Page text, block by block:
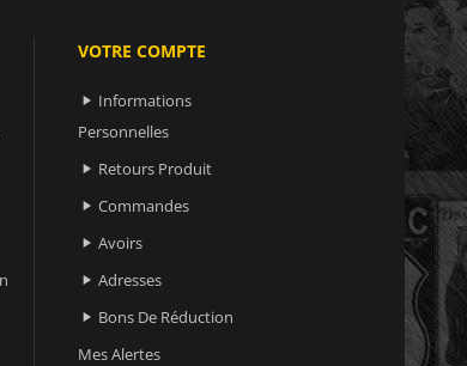
VOTRE COMPTE
 Informations
Personnelles
 Retours Produit
 Commandes
 Avoirs
 Adresses
 Bons De Réduction
Mes Alertes